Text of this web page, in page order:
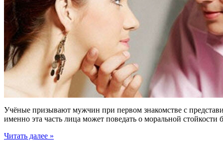
Учёные призывают мужчин при первом знакомстве с
именно эта часть лица может поведать о моральной
Читать далее »